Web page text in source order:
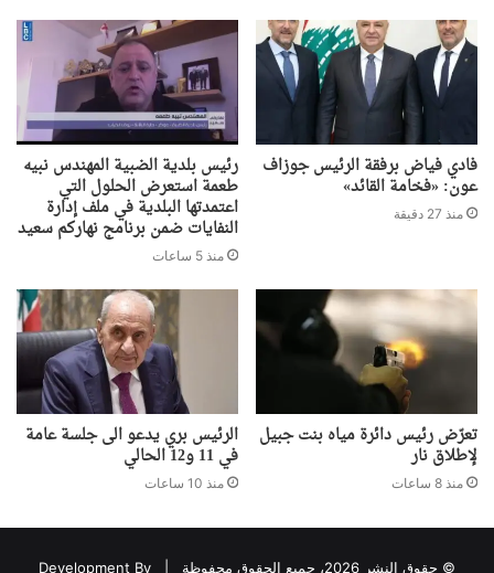
فادي فياض برفقة الرئيس جوزاف
عون: «فخامة القائد»
منذ 27 دقيقة
رئيس بلدية الضبية المهندس نبيه
طعمة استعرض الحلول التي
اعتمدتها البلدية في ملف إدارة
النفايات ضمن برنامج نهاركم سعيد
منذ 5 ساعات
تعرّض رئيس دائرة مياه بنت جبيل
لإطلاق نار
منذ 8 ساعات
الرئيس بري يدعو الى جلسة عامة
في 11 و12 الحالي
منذ 10 ساعات
© حقوق النشر 2026، جميع الحقوق محفوظة | Development By